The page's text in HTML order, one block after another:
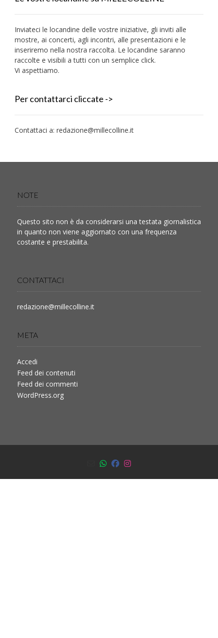
Inviateci le locandine delle vostre iniziative, gli inviti alle
mostre, ai concerti, agli incontri, alle presentazioni e le
inseriremo nella nostra raccolta. Le locandine saranno
raccolte e visibili a tutti con un semplice click.
Vi aspettiamo.
Per contattarci cliccate ->
Contattaci a: redazione@millecolline.it
NOTE
Questo sito non è da considerarsi una testata giornalistica
in quanto non viene aggiornato con una frequenza
costante e prestabilita.
CONTATTACI
redazione@millecolline.it
META
Accedi
Feed dei contenuti
Feed dei commenti
WordPress.org